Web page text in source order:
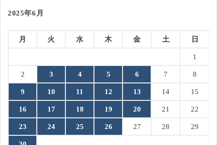
2025年6月
月 火 水 木 金 土 日
1
2 3 4 5 6 7 8
9 10 11 12 13 14 15
16 17 18 19 20 21 22
23 24 25 26 27 28 29